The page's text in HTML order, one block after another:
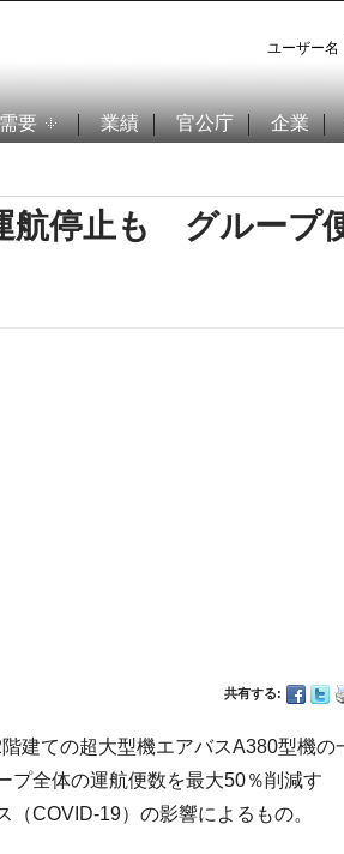
ユーザー名
需要 業績 官公庁 企業
航停止も グループ
共有する:
建ての超大型機エアバスA380型機の
プ全体の運航便数を最大50％削減す
COVID-19）の影響によるもの。